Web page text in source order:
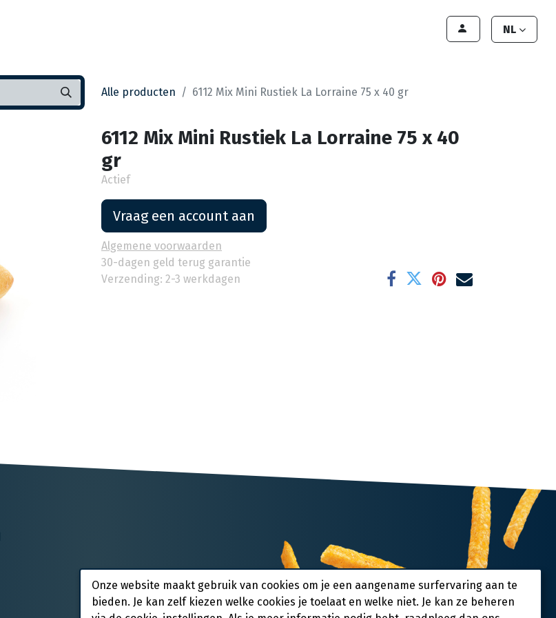
NL
Alle producten 6112 Mix Mini Rustiek La Lorraine 75 x 40 gr
6112 Mix Mini Rustiek La Lorraine 75 x 40
gr
Actief
Vraag een account aan
Algemene voorwaarden
30-dagen geld terug garantie
Verzending: 2-3 werkdagen
Onze website maakt gebruik van cookies om je een aangename surfervaring aan te
bieden. Je kan zelf kiezen welke cookies je toelaat en welke niet. Je kan ze beheren